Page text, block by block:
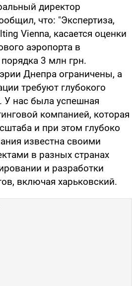
директор
что: "Экспертиза,
Vienna, касается оценки
аэропорта в
3 млн грн.
Днепра ограничены, а
требуют глубокого
У нас была успешная
компанией, которая
и при этом глубоко
известна своими
в разных странах
и разработки
включая харьковский.